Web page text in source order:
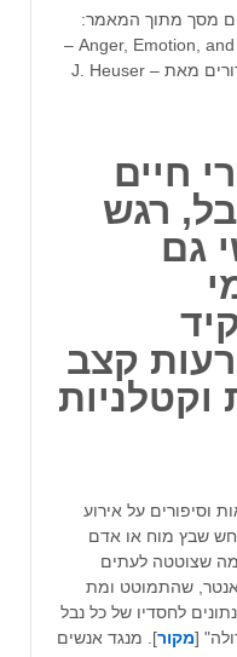
מסך מתוך המאמר:
Anger, Emotion, and
. ראו גם סקיצה של פרפור פרוזדורים מאת J. Heuser –
חיים
רגש
גם
קצב
וקטלניות
וסיפורים על אירוע
שבץ מוח או אדם
שצוטטה לעתים
שהתמוטט ומת
לחסדיו של כל נבל
[מקור]. מנגד אנשים